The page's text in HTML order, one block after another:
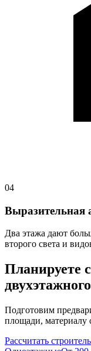
04
Выразительная
Два этажа дают
второго света и
Планируете
Подготовим
площади, материалу
Рассчитать